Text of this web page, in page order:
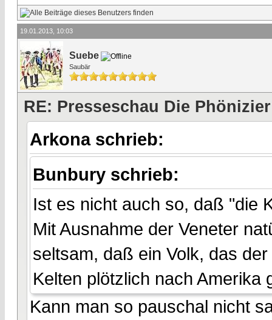
19.01.2013, 10:03
Suebe
Saubär
RE: Presseschau Die
Arkona schrieb:
Bunbury schrieb:
Ist es nicht auch so, daß "die
Mit Ausnahme der Veneter
seltsam, daß ein Volk, das
Kelten plötzlich nach Amerika
Kann man so pauschal nicht